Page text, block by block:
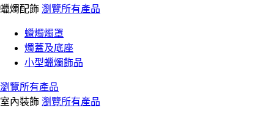
蠟燭配飾 瀏覽所有產品
蠟燭燭罩
燭蓋及底座
小型蠟燭飾品
瀏覽所有產品
室內裝飾 瀏覽所有產品